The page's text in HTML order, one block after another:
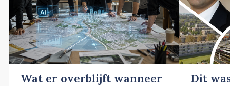
Wat er overblijft wanneer
Dit